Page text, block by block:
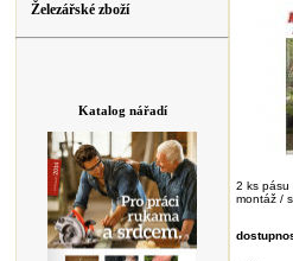
Železářské zboží
Katalog nářadí
2 ks pásu
montáž /